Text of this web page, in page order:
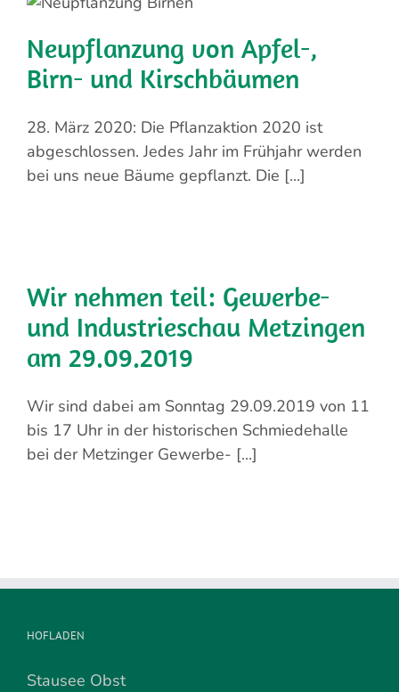
Neupflanzung von Apfel-,
Birn- und Kirschbäumen
28. März 2020: Die Pflanzaktion 2020 ist
abgeschlossen. Jedes Jahr im Frühjahr werden
bei uns neue Bäume gepflanzt. Die [...]
Wir nehmen teil: Gewerbe-
und Industrieschau Metzingen
am 29.09.2019
Wir sind dabei am Sonntag 29.09.2019 von 11
bis 17 Uhr in der historischen Schmiedehalle
bei der Metzinger Gewerbe- [...]
HOFLADEN
Stausee Obst